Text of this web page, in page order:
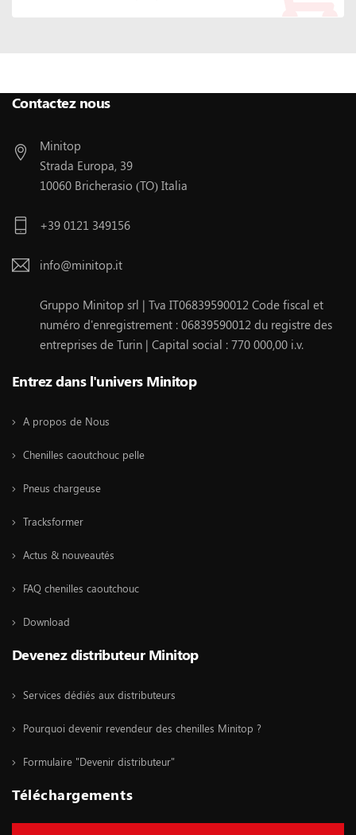
Contactez nous
Minitop
Strada Europa, 39
10060 Bricherasio (TO) Italia
+39 0121 349156
info@minitop.it
Gruppo Minitop srl | Tva IT06839590012 Code fiscal et
numéro d'enregistrement : 06839590012 du registre des
entreprises de Turin | Capital social : 770 000,00 i.v.
Entrez dans l'univers Minitop
A propos de Nous
Chenilles caoutchouc pelle
Pneus chargeuse
Tracksformer
Actus & nouveautés
FAQ chenilles caoutchouc
Download
Devenez distributeur Minitop
Services dédiés aux distributeurs
Pourquoi devenir revendeur des chenilles Minitop ?
Formulaire "Devenir distributeur"
Téléchargements